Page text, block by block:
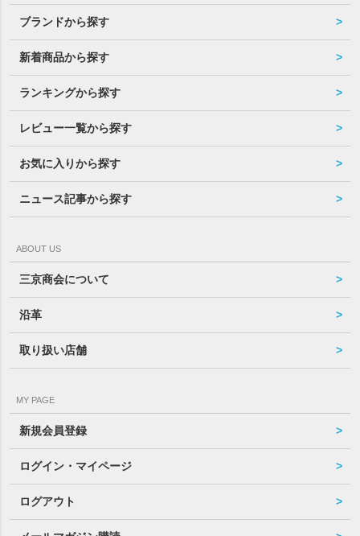
ブランドから探す
新着商品から探す
ランキングから探す
レビュー一覧から探す
お気に入りから探す
ニュース記事から探す
ABOUT US
三京商会について
沿革
取り扱い店舗
MY PAGE
新規会員登録
ログイン・マイページ
ログアウト